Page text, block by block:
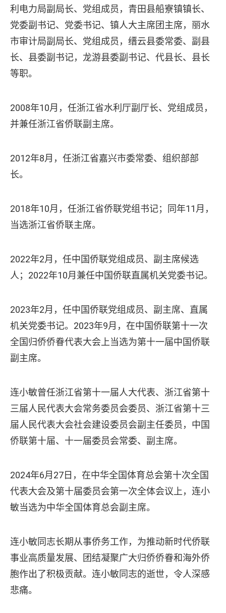
利电力局副局长、党组成员，青田县船寮镇镇长、
党委副书记、党委书记、镇人大主席团主席，丽水
市审计局副局长、党组成员，缙云县委常委、副县
长、县委副书记，龙游县委副书记、代县长、县长
等职。
2008年10月，任浙江省水利厅副厅长、党组成员，
并兼任浙江省侨联副主席。
2012年8月，任浙江省嘉兴市委常委、组织部部
长。
2018年10月，任浙江省侨联党组书记；同年11月，
当选浙江省侨联主席。
2022年2月，任中国侨联党组成员、副主席候选
人；2022年10月兼任中国侨联直属机关党委书记。
2023年2月，任中国侨联党组成员、副主席、直属
机关党委书记。2023年9月，在中国侨联第十一次
全国归侨侨眷代表大会上当选为第十一届中国侨联
副主席。
连小敏曾任浙江省第十一届人大代表、浙江省第十
三届人民代表大会常务委员会委员、浙江省第十三
届人民代表大会社会建设委员会副主任委员，中国
侨联第十届、十一届委员会常委、副主席。
2024年6月27日，在中华全国体育总会第十次全国
代表大会及第十届委员会第一次全体会议上，连小
敏当选为中华全国体育总会副主席。
连小敏同志长期从事侨务工作，为推动新时代侨联
事业高质量发展、团结凝聚广大归侨侨眷和海外侨
胞作出了积极贡献。连小敏同志的逝世，令人深感
悲痛。